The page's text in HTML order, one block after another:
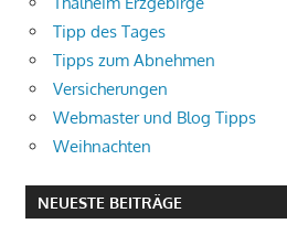
Tipp des Tages
Tipps zum Abnehmen
Versicherungen
Webmaster und Blog Tipps
Weihnachten
NEUESTE BEITRÄGE